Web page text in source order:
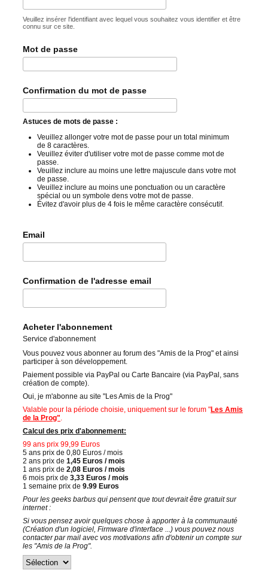
Veuillez insérer l'identifiant avec lequel vous souhaitez vous identifier et être
connu sur ce site.
Mot de passe
Confirmation du mot de passe
Astuces de mots de passe :
Veuillez allonger votre mot de passe pour un total minimum
de 8 caractères.
Veuillez éviter d'utiliser votre mot de passe comme mot de
passe.
Veuillez inclure au moins une lettre majuscule dans votre mot
de passe.
Veuillez inclure au moins une ponctuation ou un caractère
spécial ou un symbole dens votre mot de passe.
Évitez d'avoir plus de 4 fois le même caractère consécutif.
Email
Confirmation de l'adresse email
Acheter l'abonnement
Service d'abonnement
Vous pouvez vous abonner au forum des "Amis de la Prog" et ainsi
participer à son développement.
Paiement possible via PayPal ou Carte Bancaire (via PayPal, sans
création de compte).
Oui, je m'abonne au site "Les Amis de la Prog"
Valable pour la période choisie, uniquement sur le forum "Les Amis
de la Prog".
Calcul des prix d'abonnement:
99 ans prix 99,99 Euros
5 ans prix de 0,80 Euros / mois
2 ans prix de 1,45 Euros / mois
1 ans prix de 2,08 Euros / mois
6 mois prix de 3,33 Euros / mois
1 semaine prix de 9.99 Euros
Pour les geeks barbus qui pensent que tout devrait être gratuit sur
internet :
Si vous pensez avoir quelques chose à apporter à la communauté
(Création d'un logiciel, Firmware d'interface ...) vous pouvez nous
contacter par mail avec vos motivations afin d'obtenir un compte sur
les "Amis de la Prog".